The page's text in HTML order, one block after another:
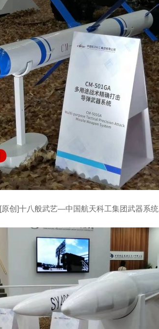
[原创]十八般武艺—中国航天科工集团武器系统